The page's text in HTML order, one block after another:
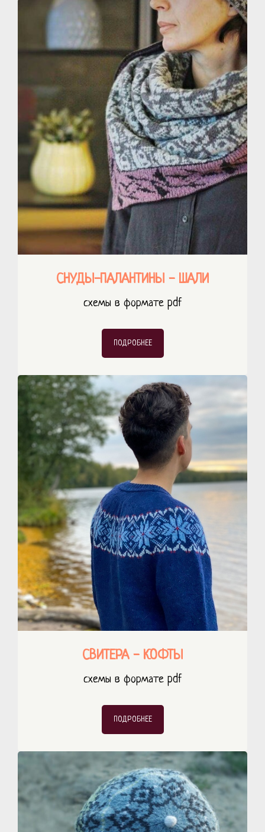
СНУДЫ-ПАЛАНТИНЫ - ШАЛИ
схемы в формате pdf
ПОДРОБНЕЕ
СВИТЕРА - КОФТЫ
схемы в формате pdf
ПОДРОБНЕЕ